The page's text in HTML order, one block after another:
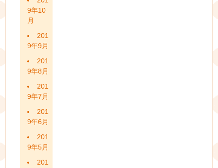
9年10
月
201
9年9月
201
9年8月
201
9年7月
201
9年6月
201
9年5月
201